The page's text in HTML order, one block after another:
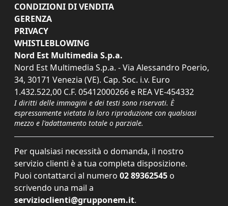
CONDIZIONI DI VENDITA
GERENZA
PRIVACY
WHISTLEBLOWING
Nord Est Multimedia S.p.a.
Nord Est Multimedia S.p.a. - Via Alessandro Poerio,
34, 30171 Venezia (VE). Cap. Soc. i.v. Euro
1.432.522,00 C.F. 05412000266 e REA VE-454332
I diritti delle immagini e dei testi sono riservati. È
espressamente vietata la loro riproduzione con qualsiasi
mezzo e l'adattamento totale o parziale.
Per qualsiasi necessità o domanda, il nostro
servizio clienti è a tua completa disposizione.
Puoi contattarci al numero 02 89362545 o
scrivendo una mail a
servizioclienti@grupponem.it.